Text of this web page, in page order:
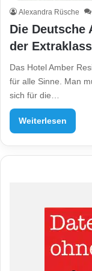
Alexandra Rüsche
Die Deutsche
der
Das Hotel Amber
für alle Sinne. Man
sich für die…
Weiterlesen